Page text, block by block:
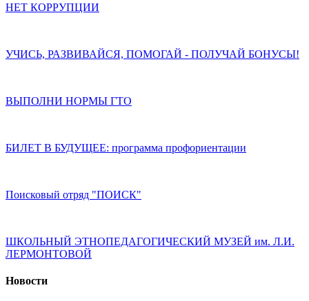
НЕТ КОРРУПЦИИ
УЧИСЬ, РАЗВИВАЙСЯ, ПОМОГАЙ - ПОЛУЧАЙ БОНУСЫ!
ВЫПОЛНИ НОРМЫ ГТО
БИЛЕТ В БУДУЩЕЕ: программа профориентации
Поисковый отряд "ПОИСК"
ШКОЛЬНЫЙ ЭТНОПЕДАГОГИЧЕСКИЙ МУЗЕЙ им. Л.И.
ЛЕРМОНТОВОЙ
Новости